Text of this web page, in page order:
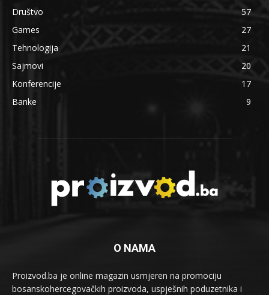
Društvo
57
Games
27
Tehnologija
21
Sajmovi
20
Konferencije
17
Banke
9
O NAMA
Proizvod.ba je online magazin usmjeren na promociju
bosanskohercegovačkih proizvoda, uspješnih poduzetnika i